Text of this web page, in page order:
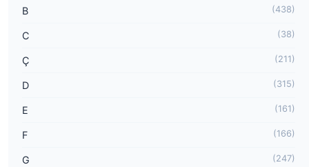
B (438)
C (38)
Ç (211)
D (315)
E (161)
F (166)
G (247)